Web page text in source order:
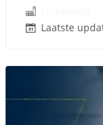
Laatste